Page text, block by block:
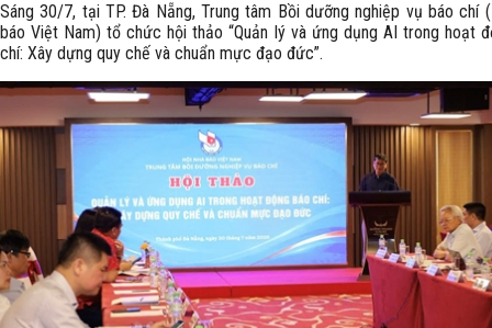
Sáng 30/7, tại TP. Đà Nẵng, Trung tâm Bồi dưỡng nghiệp vụ báo chí
báo Việt Nam) tổ chức hội thảo “Quản lý và ứng dụng AI trong hoạt
chí: Xây dựng quy chế và chuẩn mực đạo đức”.